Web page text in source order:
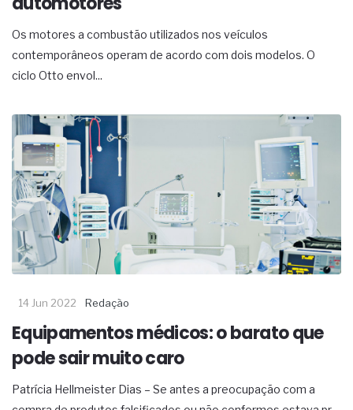
Os motores a combustão utilizados nos veículos
contemporâneos operam de acordo com dois modelos. O
ciclo Otto envol...
14 Jun 2022 Redação
Equipamentos médicos: o barato que
pode sair muito caro
Patrícia Hellmeister Dias – Se antes a preocupação com a